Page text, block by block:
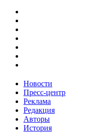
Новости
Пресс-центр
Реклама
Редакция
Авторы
История